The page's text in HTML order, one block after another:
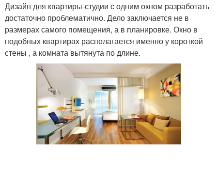
Дизайн для квартиры-студии с одним окном разработать
достаточно проблематично. Дело заключается не в
размерах самого помещения, а в планировке. Окно в
подобных квартирах располагается именно у короткой
стены , а комната вытянута по длине.